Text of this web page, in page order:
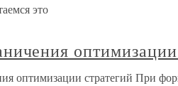
это
оптимизации
оптимизации стратегий При